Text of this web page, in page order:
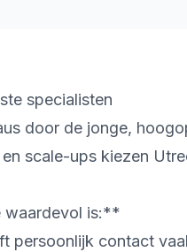
specialisten
door de jonge,
scale-ups kiezen
waardevol is:**
persoonlijk contact